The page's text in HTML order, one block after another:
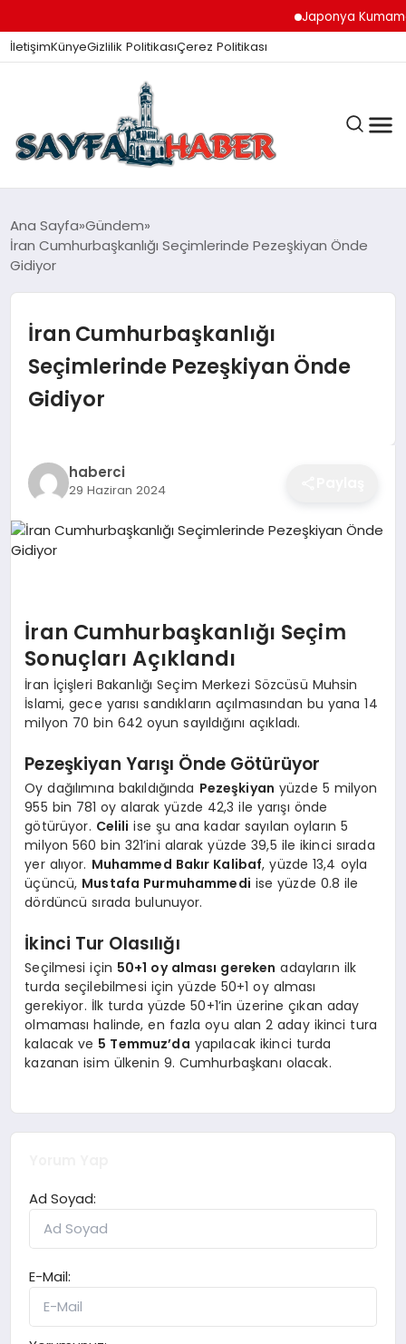
Japonya Kumamoto
İletişimKünyeGizlilik PolitikasıÇerez Politikası
ANA SAYFA
GÜNDEM
İZMIR HABERLERI
EKONOMI
SAĞLIK
SPOR
YAŞAM
DIĞER
Ana Sayfa Gündem
İran Cumhurbaşkanlığı Seçimlerinde Pezeşkiyan Önde
Gidiyor
İran Cumhurbaşkanlığı
Seçimlerinde Pezeşkiyan Önde
Gidiyor
haberci
29 Haziran 2024
İran Cumhurbaşkanlığı Seçim
Sonuçları Açıklandı
İran İçişleri Bakanlığı Seçim Merkezi Sözcüsü Muhsin
İslami, gece yarısı sandıkların açılmasından bu yana 14
milyon 70 bin 642 oyun sayıldığını açıkladı.
Pezeşkiyan Yarışı Önde Götürüyor
Oy dağılımına bakıldığında Pezeşkiyan yüzde 5 milyon
955 bin 781 oy alarak yüzde 42,3 ile yarışı önde
götürüyor. Celili ise şu ana kadar sayılan oyların 5
milyon 560 bin 321’ini alarak yüzde 39,5 ile ikinci sırada
yer alıyor. Muhammed Bakır Kalibaf, yüzde 13,4 oyla
üçüncü, Mustafa Purmuhammedi ise yüzde 0.8 ile
dördüncü sırada bulunuyor.
İkinci Tur Olasılığı
Seçilmesi için 50+1 oy alması gereken adayların ilk
turda seçilebilmesi için yüzde 50+1 oy alması
gerekiyor. İlk turda yüzde 50+1’in üzerine çıkan aday
olmaması halinde, en fazla oyu alan 2 aday ikinci tura
kalacak ve 5 Temmuz’da yapılacak ikinci turda
kazanan isim ülkenin 9. Cumhurbaşkanı olacak.
Ad Soyad:
E-Mail: